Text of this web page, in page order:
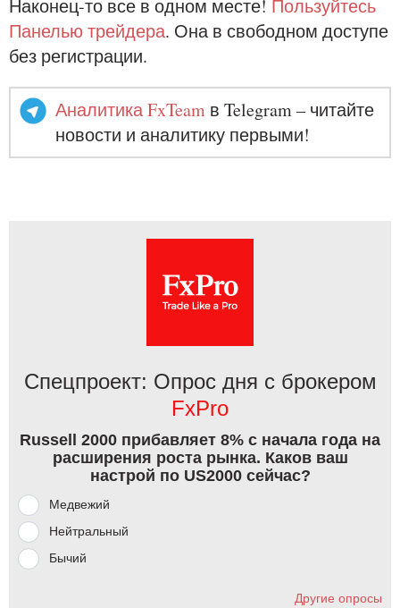
Наконец-то все в одном месте! Пользуйтесь
Панелью трейдера. Она в свободном доступе
без регистрации.
Аналитика FxTeam в Telegram – читайте
новости и аналитику первыми!
Спецпроект: Опрос дня с брокером
FxPro
Russell 2000 прибавляет 8% с начала года на
расширения роста рынка. Каков ваш
настрой по US2000 сейчас?
Медвежий
Нейтральный
Бычий
Другие опросы